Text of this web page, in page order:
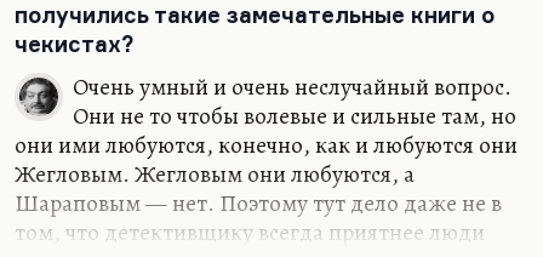
получились такие замечательные книги о
чекистах?
Очень умный и очень неслучайный вопрос.
Они не то чтобы волевые и сильные там, но
они ими любуются, конечно, как и любуются они
Жегловым. Жегловым они любуются, а
Шараповым — нет. Поэтому тут дело даже не в
том, что детективщику всегда приятнее люди